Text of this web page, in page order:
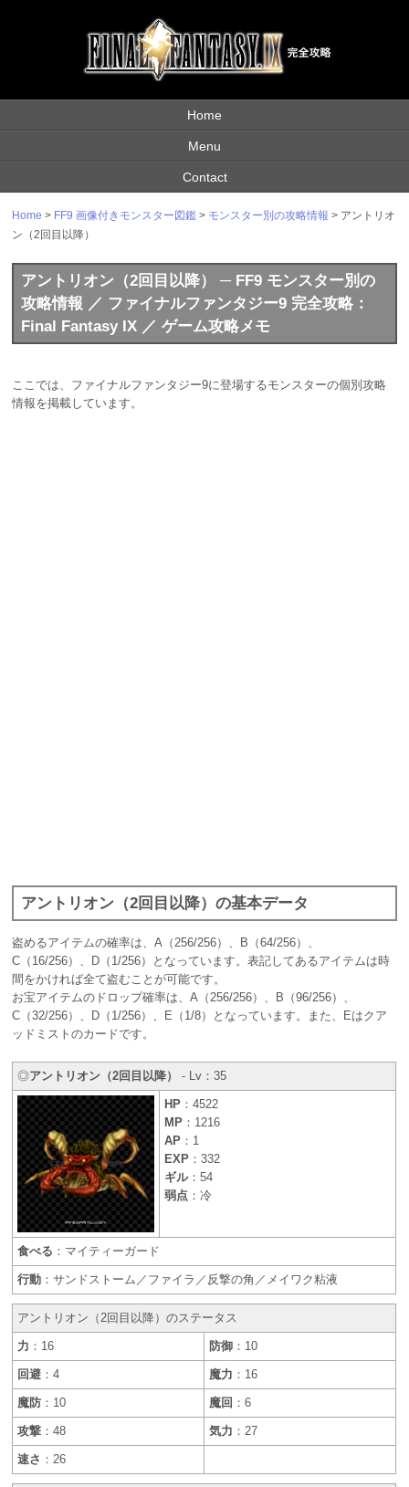
Home
Menu
Contact
Home > FF9 画像付きモンスター図鑑 > モンスター別の攻略情報 > アントリオ
ン（2回目以降）
アントリオン（2回目以降） ─ FF9 モンスター別の
攻略情報 ／ ファイナルファンタジー9 完全攻略：
Final Fantasy IX ／ ゲーム攻略メモ
ここでは、ファイナルファンタジー9に登場するモンスターの個別攻略
情報を掲載しています。
アントリオン（2回目以降）の基本データ
盗めるアイテムの確率は、A（256/256）、B（64/256）、
C（16/256）、D（1/256）となっています。表記してあるアイテムは時
間をかければ全て盗むことが可能です。
お宝アイテムのドロップ確率は、A（256/256）、B（96/256）、
C（32/256）、D（1/256）、E（1/8）となっています。また、Eはクア
ッドミストのカードです。
◎アントリオン（2回目以降） - Lv：35
HP ：4522
MP ：1216
AP ：1
EXP ：332
ギル：54
弱点 ：冷
食べる ：マイティーガード
行動 ：サンドストーム／ファイラ／反撃の角／メイワク粘液
アントリオン（2回目以降）のステータス
力 ：16 防御 ：10
回避 ：4 魔力 ：16
魔防 ：10 魔回 ：6
攻撃 ：48 気力 ：27
速さ ：26